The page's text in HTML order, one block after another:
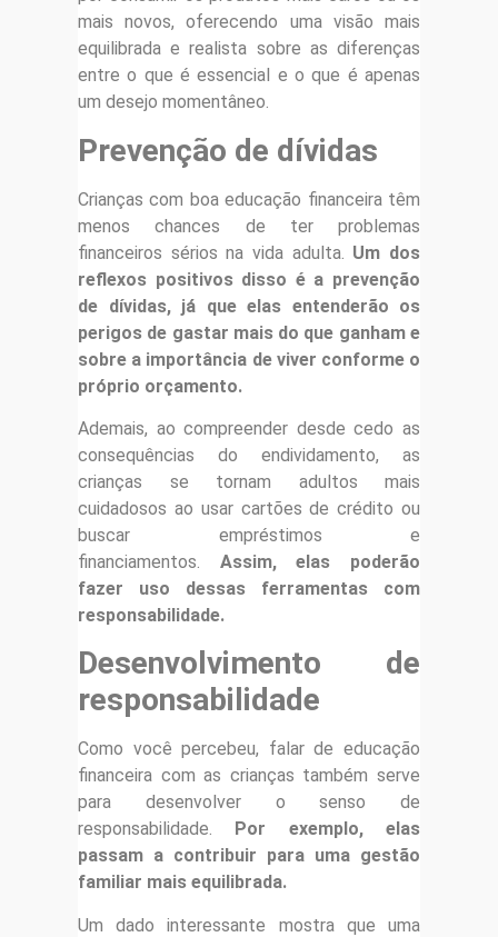
mais novos, oferecendo uma visão mais
equilibrada e realista sobre as diferenças
entre o que é essencial e o que é apenas
um desejo momentâneo.
Prevenção de dívidas
Crianças com boa educação financeira têm
menos chances de ter problemas
financeiros sérios na vida adulta. Um dos
reflexos positivos disso é a prevenção
de dívidas, já que elas entenderão os
perigos de gastar mais do que ganham e
sobre a importância de viver conforme o
próprio orçamento.
Ademais, ao compreender desde cedo as
consequências do endividamento, as
crianças se tornam adultos mais
cuidadosos ao usar cartões de crédito ou
buscar empréstimos e
financiamentos. Assim, elas poderão
fazer uso dessas ferramentas com
responsabilidade.
Desenvolvimento de
responsabilidade
Como você percebeu, falar de educação
financeira com as crianças também serve
para desenvolver o senso de
responsabilidade.
Por exemplo, elas
passam a contribuir para uma gestão
familiar mais equilibrada.
Um dado interessante mostra que uma